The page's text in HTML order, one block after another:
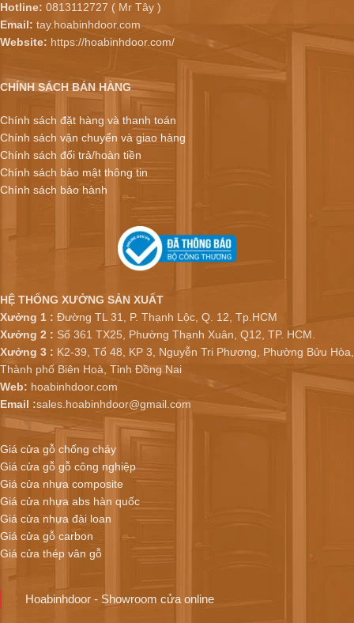
Hotline: 0813112727 ( Mr Tây )
Email: tay.hoabinhdoor.com
Website: https://hoabinhdoor.com/
CHÍNH SÁCH BÁN HÀNG
Chính sách đặt hàng và thanh toán
Chính sách vận chuyển và giao hàng
Chính sách đổi trả/hoàn tiền
Chính sách bảo mật thông tin
Chính sách bảo hành
HỆ THỐNG XƯỞNG SẢN XUẤT
Xưởng 1 : Đường TL 31, P. Thạnh Lộc, Q. 12, Tp.HCM
Xưởng 2 : Số 361 TX25, Phường Thạnh Xuân, Q12, TP. HCM.
Xưởng 3 : K2-39, Tổ 48, KP 3, Nguyễn Tri Phương, Phường Bửu Hòa,
Thành phố Biên Hoà, Tỉnh Đồng Nai
Web: hoabinhdoor.com
Email :sales.hoabinhdoor@gmail.com
Giá cửa gỗ chống cháy
Giá cửa gỗ gỗ công nghiệp
Giá cửa nhựa composite
Giá cửa nhựa abs hàn quốc
Giá cửa nhựa đài loan
Giá cửa gỗ carbon
Giá cửa thép vân gỗ
Hoabinhdoor - Showroom cửa online